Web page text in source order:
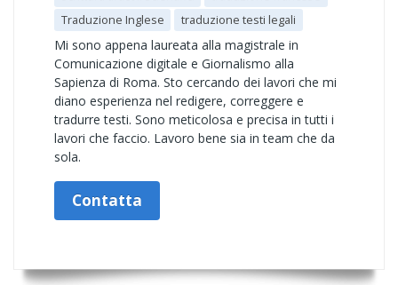
Traduzione Inglese
traduzione testi legali
Mi sono appena laureata alla magistrale in
Comunicazione digitale e Giornalismo alla
Sapienza di Roma. Sto cercando dei lavori che mi
diano esperienza nel redigere, correggere e
tradurre testi. Sono meticolosa e precisa in tutti i
lavori che faccio. Lavoro bene sia in team che da
sola.
Contatta